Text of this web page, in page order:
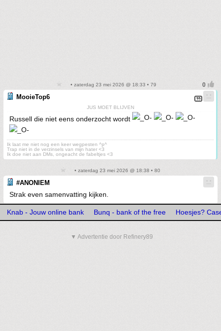
• zaterdag 23 mei 2026 @ 18:33 • 79
MooieTop6
JUS MOET BLIJVEN
Russell die niet eens onderzocht wordt
Ik laat me niet nog een keer wegpesten ^p^
Trap niet in de verzinsels van mijn hater <3
Ik doe niet aan DMs, ongeacht de fabeltjes <3
• zaterdag 23 mei 2026 @ 18:38 • 80
#ANONIEM
Strak even samenvatting kijken.
Knab - Jouw online bank Bunq - bank of the free Hoesjes?
▼ Advertentie door Refinery89